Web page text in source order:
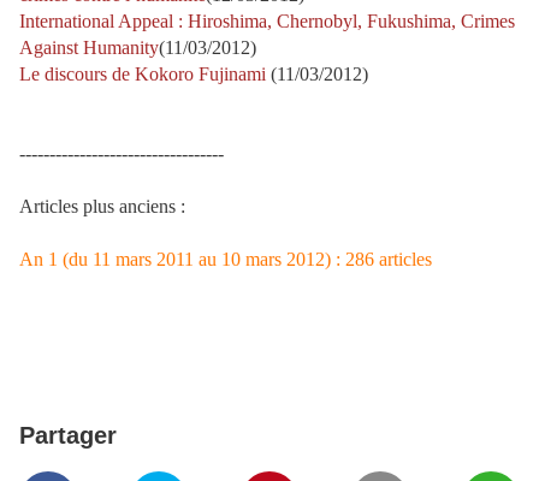
International Appeal : Hiroshima, Chernobyl, Fukushima, Crimes
Against Humanity(11/03/2012)
Le discours de Kokoro Fujinami (11/03/2012)
----------------------------------
Articles plus anciens :
An 1 (du 11 mars 2011 au 10 mars 2012) : 286 articles
Partager